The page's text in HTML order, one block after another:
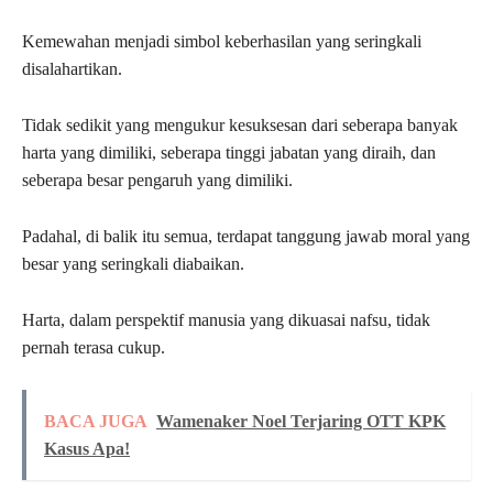
Kemewahan menjadi simbol keberhasilan yang seringkali
disalahartikan.
Tidak sedikit yang mengukur kesuksesan dari seberapa banyak
harta yang dimiliki, seberapa tinggi jabatan yang diraih, dan
seberapa besar pengaruh yang dimiliki.
Padahal, di balik itu semua, terdapat tanggung jawab moral yang
besar yang seringkali diabaikan.
Harta, dalam perspektif manusia yang dikuasai nafsu, tidak
pernah terasa cukup.
BACA JUGA Wamenaker Noel Terjaring OTT KPK
Kasus Apa!